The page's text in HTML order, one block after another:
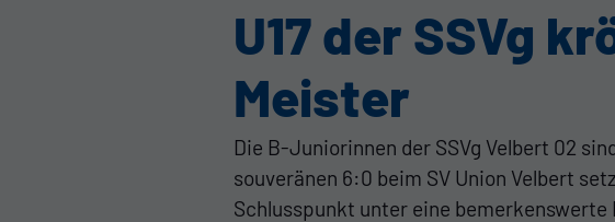
U17 der SSVg
Meister
Die B-Juniorinnen der SSVg Velbert 02
souveränen 6:0 beim SV Union Velbert
Schlusspunkt unter eine bemerkenswerte